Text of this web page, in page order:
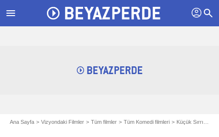
menu profil search
Ana Sayfa Vizyondaki Filmler Tüm filmler Tüm Komedi filmleri Küçük Sırrımız